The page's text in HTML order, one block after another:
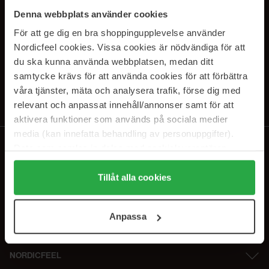
Denna webbplats använder cookies
För att ge dig en bra shoppingupplevelse använder
Nordicfeel cookies. Vissa cookies är nödvändiga för att
du ska kunna använda webbplatsen, medan ditt
samtycke krävs för att använda cookies för att förbättra
våra tjänster, mäta och analysera trafik, förse dig med
relevant och anpassat innehåll/annonser samt för att
aktivera funktioner som används på sociala medier
media (kan innefatta behandling av personuppgifter).
Genom att trycka på "Tillåt alla cookies" accepterar du
alla cookies, medan du under "Detaljer" kan anpassa
användningen av cookies. Du kan när som helst återkalla
samt vår Integritetspolicy.
Tillåt alla cookies
Anpassa
PRENUMERERA PÅ VÅRA
NYHETSBREV
Genom att prenumerera accepterar du vårIntegritetspolicy.
Avprenumerera när som helst.
NORDICFEEL